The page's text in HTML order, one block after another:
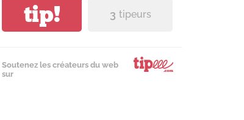
tip! 3 tipeurs
Soutenez les créateurs du web
sur